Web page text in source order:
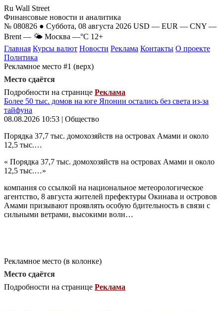
Ru Wall Street
Финансовые новости и аналитика
№ 080826 ● Суббота, 08 августа 2026 USD — EUR — CNY —
Brent — 🌤 Москва —°C 12+
Главная Курсы валют Новости Реклама Контакты О проекте
Политика
Рекламное место #1 (верх)
Место сдаётся
Подробности на странице Реклама
Более 50 тыс. домов на юге Японии остались без света из-за
тайфуна
08.08.2026 10:53 | Общество
Порядка 37,7 тыс. домохозяйств на островах Амами и около
12,5 тыс.…
« Порядка 37,7 тыс. домохозяйств на островах Амами и около
12,5 тыс.…»
компания со ссылкой на национальное метеорологическое
агентство, 8 августа жителей префектуры Окинава и островов
Амами призывают проявлять особую бдительность в связи с
сильными ветрами, высокими волн…
Рекламное место (в колонке)
Место сдаётся
Подробности на странице Реклама